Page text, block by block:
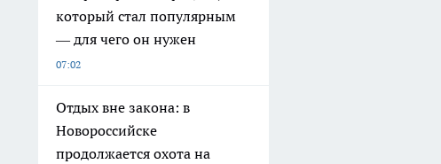
который стал популярным
— для чего он нужен
07:02
Отдых вне закона: в
Новороссийске
продолжается охота на